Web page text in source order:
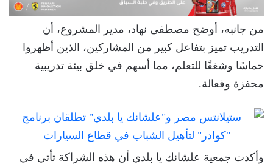
من جانبه، أوضح مصطفى نهاد، مدير المشروع، أن
التدريب تميز بتفاعل كبير من المشاركين، الذين أظهروا
حماسًا وشغفًا للتعلم، مما أسهم في خلق بيئة تدريبية
محفزة وفعالة.
وأكدت جمعية علشانك يا بلدي أن هذه الشراكة تأتي في